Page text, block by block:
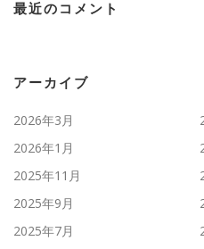
最近のコメント
アーカイブ
2026年3月
2026年1月
2025年11月
2025年9月
2025年7月